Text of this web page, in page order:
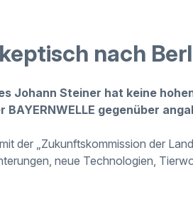
nach
Johann Steiner hat keine
gegenüber
der „Zukunftskommission der
neue Technologien,